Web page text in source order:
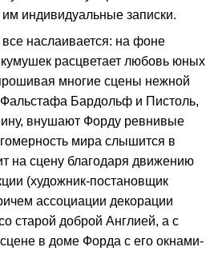
индивидуальные записки.
наслаивается: на фоне
кумушек расцветает любовь юных
многие сцены нежной
Фальстафа Бардольф и Пистоль,
внушают Форду ревнивые
мира слышится в
на сцену благодаря движению
(художник-постановщик
ассоциации декорации
старой доброй Англией, а с
в доме Форда с его окнами-